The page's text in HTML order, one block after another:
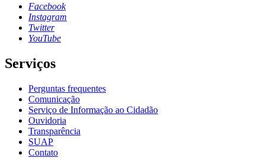
Facebook
Instagram
Twitter
YouTube
Serviços
Perguntas frequentes
Comunicação
Serviço de Informação ao Cidadão
Ouvidoria
Transparência
SUAP
Contato